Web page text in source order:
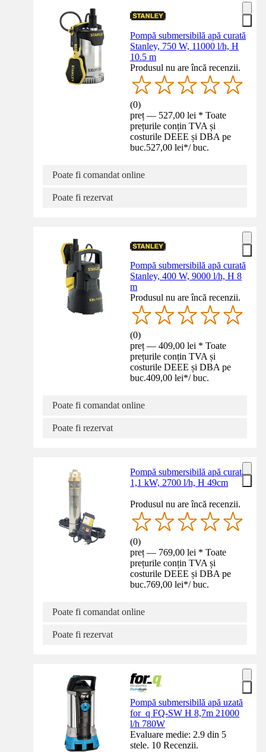
Pompă submersibilă apă curată
Stanley, 750 W, 11000 l/h, H
10.5 m
Produsul nu are încă recenzii.
(0)
preț — 527,00 lei * Toate
prețurile conțin TVA și
costurile DEEE și DBA pe
buc.527,00 lei*/ buc.
Poate fi comandat online
Poate fi rezervat
Pompă submersibilă apă curată
Stanley, 400 W, 9000 l/h, H 8
m
Produsul nu are încă recenzii.
(0)
preț — 409,00 lei * Toate
prețurile conțin TVA și
costurile DEEE și DBA pe
buc.409,00 lei*/ buc.
Poate fi comandat online
Poate fi rezervat
Pompă submersibilă apă curată
1,1 kW, 2700 l/h, H 49cm
Produsul nu are încă recenzii.
(0)
preț — 769,00 lei * Toate
prețurile conțin TVA și
costurile DEEE și DBA pe
buc.769,00 lei*/ buc.
Poate fi comandat online
Poate fi rezervat
Pompă submersibilă apă uzată
for_q FQ-SW H 8,7m 21000
l/h 780W
Evaluare medie: 2.9 din 5
stele. 10 Recenzii.